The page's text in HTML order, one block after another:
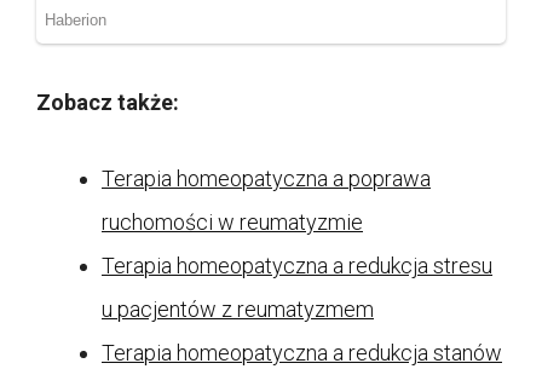
Zobacz także:
Terapia homeopatyczna a poprawa
ruchomości w reumatyzmie
Terapia homeopatyczna a redukcja stresu
u pacjentów z reumatyzmem
Terapia homeopatyczna a redukcja stanów